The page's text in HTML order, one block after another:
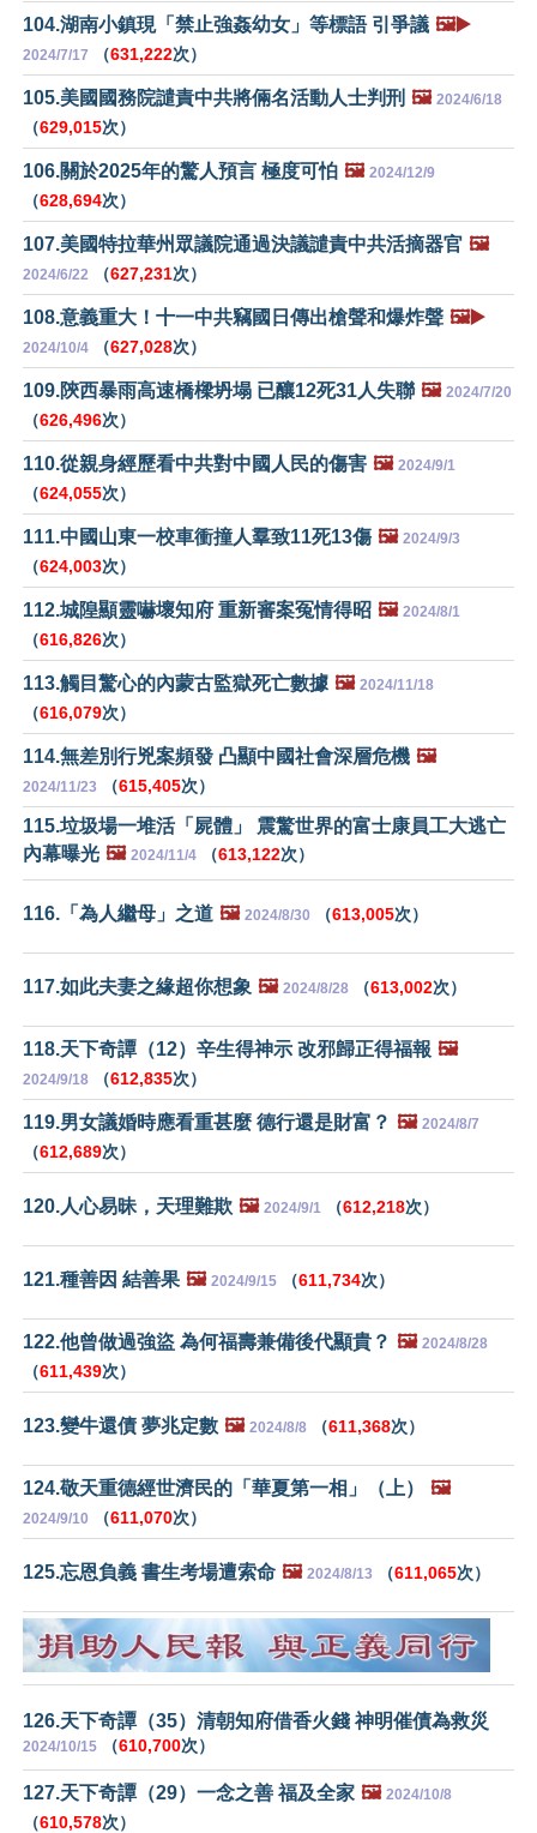
104.湖南小鎮現「禁止強姦幼女」等標語 引爭議 🖼️▶️
2024/7/17 （631,222次）
105.美國國務院譴責中共將倆名活動人士判刑 🖼️ 2024/6/18
（629,015次）
106.關於2025年的驚人預言 極度可怕 🖼️ 2024/12/9
（628,694次）
107.美國特拉華州眾議院通過決議譴責中共活摘器官 🖼️
2024/6/22 （627,231次）
108.意義重大！十一中共竊國日傳出槍聲和爆炸聲 🖼️▶️
2024/10/4 （627,028次）
109.陝西暴雨高速橋樑坍塌 已釀12死31人失聯 🖼️ 2024/7/20
（626,496次）
110.從親身經歷看中共對中國人民的傷害 🖼️ 2024/9/1
（624,055次）
111.中國山東一校車衝撞人羣致11死13傷 🖼️ 2024/9/3
（624,003次）
112.城隍顯靈嚇壞知府 重新審案冤情得昭 🖼️ 2024/8/1
（616,826次）
113.觸目驚心的內蒙古監獄死亡數據 🖼️ 2024/11/18
（616,079次）
114.無差別行兇案頻發 凸顯中國社會深層危機 🖼️
2024/11/23 （615,405次）
115.垃圾場一堆活「屍體」 震驚世界的富士康員工大逃亡
內幕曝光 🖼️ 2024/11/4 （613,122次）
116.「為人繼母」之道 🖼️ 2024/8/30 （613,005次）
117.如此夫妻之緣超你想象 🖼️ 2024/8/28 （613,002次）
118.天下奇譚（12）辛生得神示 改邪歸正得福報 🖼️
2024/9/18 （612,835次）
119.男女議婚時應看重甚麼 德行還是財富？ 🖼️ 2024/8/7
（612,689次）
120.人心易昧，天理難欺 🖼️ 2024/9/1 （612,218次）
121.種善因 結善果 🖼️ 2024/9/15 （611,734次）
122.他曾做過強盜 為何福壽兼備後代顯貴？ 🖼️ 2024/8/28
（611,439次）
123.變牛還債 夢兆定數 🖼️ 2024/8/8 （611,368次）
124.敬天重德經世濟民的「華夏第一相」（上） 🖼️
2024/9/10 （611,070次）
125.忘恩負義 書生考場遭索命 🖼️ 2024/8/13 （611,065次）
126.天下奇譚（35）清朝知府借香火錢 神明催債為救災
2024/10/15 （610,700次）
127.天下奇譚（29）一念之善 福及全家 🖼️ 2024/10/8
（610,578次）